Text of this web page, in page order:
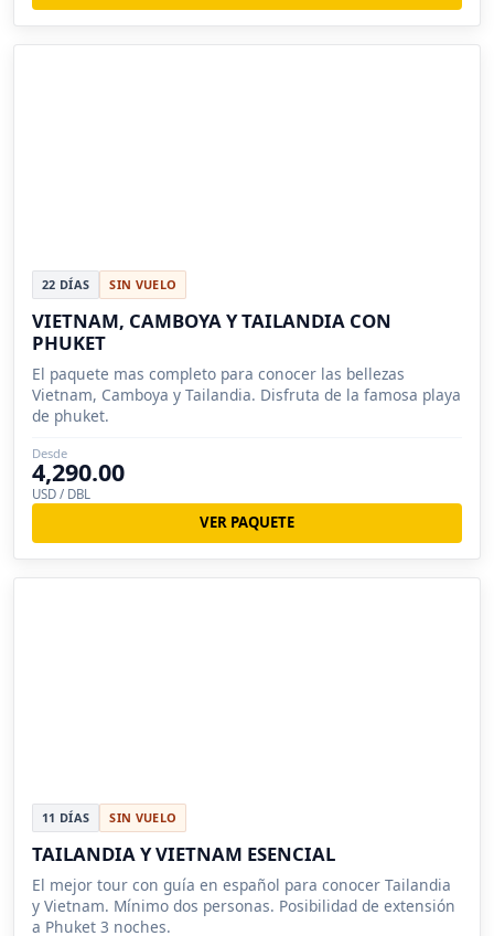
22 DÍAS SIN VUELO
VIETNAM, CAMBOYA Y TAILANDIA CON
PHUKET
El paquete mas completo para conocer las bellezas
Vietnam, Camboya y Tailandia. Disfruta de la famosa playa
de phuket.
Desde
4,290.00
USD / DBL
VER PAQUETE
11 DÍAS SIN VUELO
TAILANDIA Y VIETNAM ESENCIAL
El mejor tour con guía en español para conocer Tailandia
y Vietnam. Mínimo dos personas. Posibilidad de extensión
a Phuket 3 noches.